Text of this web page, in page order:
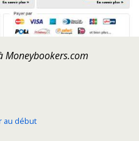
Moneybookers.com
au début